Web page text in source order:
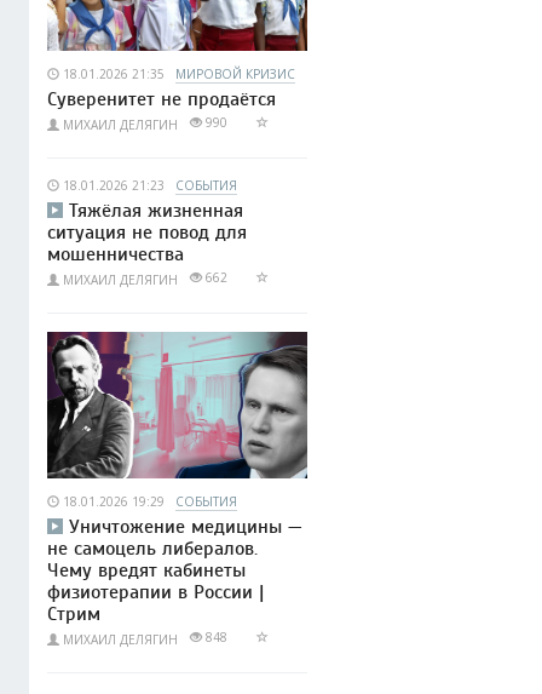
18.01.2026 21:35 МИРОВОЙ КРИЗИС
Суверенитет не продаётся
МИХАИЛ ДЕЛЯГИН 990
18.01.2026 21:23 СОБЫТИЯ
Тяжёлая жизненная
ситуация не повод для
мошенничества
МИХАИЛ ДЕЛЯГИН 662
18.01.2026 19:29 СОБЫТИЯ
Уничтожение медицины —
не самоцель либералов.
Чему вредят кабинеты
физиотерапии в России |
Стрим
МИХАИЛ ДЕЛЯГИН 848